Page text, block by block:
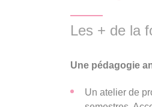
pluridisciplinaires
Les + de la
Une pédagogie
Un atelier de